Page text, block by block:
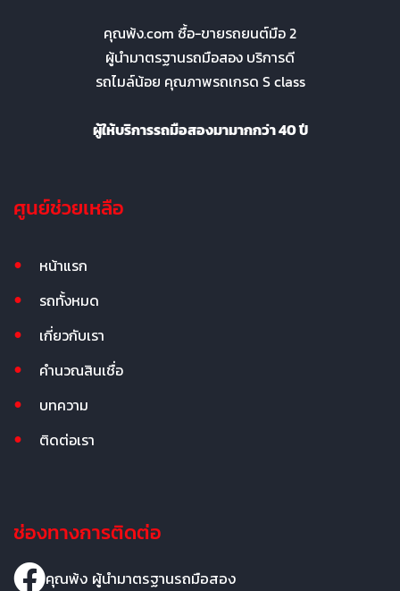
คุณพ้ง.com ซื้อ-ขายรถยนต์มือ 2
ผู้นำมาตรฐานรถมือสอง บริการดี
รถไมล์น้อย คุณภาพรถเกรด S class
ผู้ให้บริการรถมือสองมามากกว่า 40 ปี
ศูนย์ช่วยเหลือ
หน้าแรก
รถทั้งหมด
เกี่ยวกับเรา
คำนวณสินเชื่อ
บทความ
ติดต่อเรา
ช่องทางการติดต่อ
คุณพ้ง ผู้นำมาตรฐานรถมือสอง